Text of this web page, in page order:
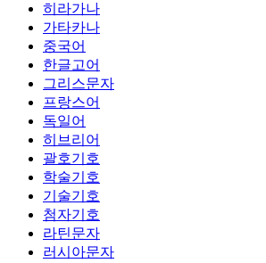
히라가나
가타카나
중국어
한글고어
그리스문자
프랑스어
독일어
히브리어
괄호기호
학술기호
기술기호
첨자기호
라틴문자
러시아문자